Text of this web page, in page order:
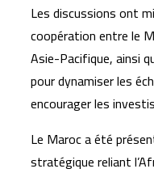
Les discussions ont
coopération entre le
Asie-Pacifique, ainsi
pour dynamiser les
encourager les
Le Maroc a été
stratégique reliant